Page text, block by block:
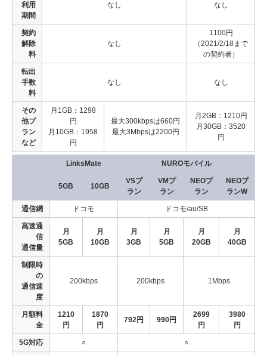
利用
期間
なし なし
契約
解除
料
なし
1100円
（2021/2/18まで
の契約者）
転出
手数
料
なし なし
その
他プ
ラン
など
月1GB：1298
円
月10GB：1958
円
最大300kbpsは660円
最大3Mbpsは2200円
月2GB：1210円
月30GB：3520
円
LinksMate NUROモバイル
5GB 10GB
VSプ
ラン
VMプ
ラン
NEOプ
ラン
NEOプ
ランW
通信網 ドコモ ドコモ/au/SB
高速通
信
通信量
月
5GB
月
10GB
月
3GB
月
5GB
月
20GB
月
40GB
制限時
の
通信速
度
200kbps 200kbps 1Mbps
月額料
金
1210
円
1870
円
792円 990円
2699
円
3980
円
5G対応 ○ ○